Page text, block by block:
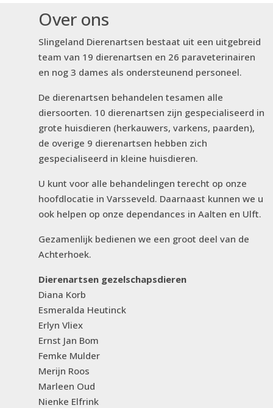
Paraveterinair Gezelschapsdieren / Boekhouding
Over ons
Slingeland Dierenartsen bestaat uit een uitgebreid
team van 19 dierenartsen en 26 paraveterinairen
en nog 3 dames als ondersteunend personeel.
De dierenartsen behandelen tesamen alle
diersoorten. 10 dierenartsen zijn gespecialiseerd in
grote huisdieren (herkauwers, varkens, paarden),
de overige 9 dierenartsen hebben zich
gespecialiseerd in kleine huisdieren.
U kunt voor alle behandelingen terecht op onze
hoofdlocatie in Varsseveld. Daarnaast kunnen we u
ook helpen op onze dependances in Aalten en Ulft.
Gezamenlijk bedienen we een groot deel van de
Achterhoek.
Dierenartsen gezelschapsdieren
Diana Korb
Esmeralda Heutinck
Erlyn Vliex
Ernst Jan Bom
Femke Mulder
Merijn Roos
Marleen Oud
Nienke Elfrink